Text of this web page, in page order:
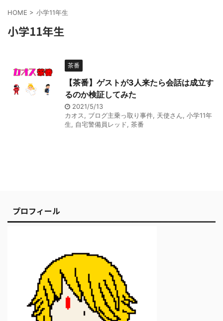
HOME > 小学11年生
小学11年生
茶番
【茶番】ゲストが3人来たら会話は成立す
るのか検証してみた
2021/5/13
カオス, ブログ主乗っ取り事件, 天使さん, 小学11年
生, 自宅警備員レッド, 茶番
プロフィール